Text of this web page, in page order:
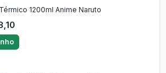
1200ml Anime Naruto